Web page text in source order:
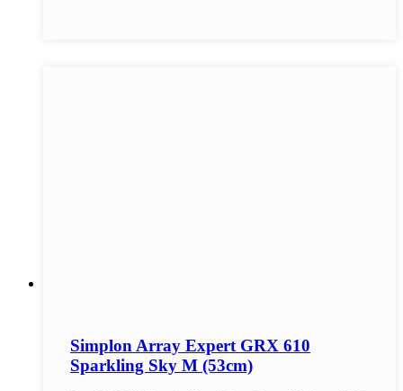
Simplon Array Expert GRX 610
Sparkling Sky M (53cm)